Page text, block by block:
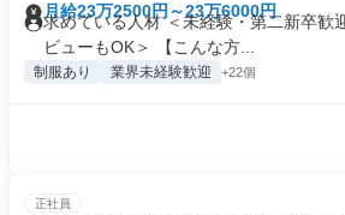
月給23万2500円～23万6000円
求めている人材 ＜未経験・第二新卒歓
ビューもOK＞ 【こんな方...
制服あり 業界未経験歓迎 +22個
正社員